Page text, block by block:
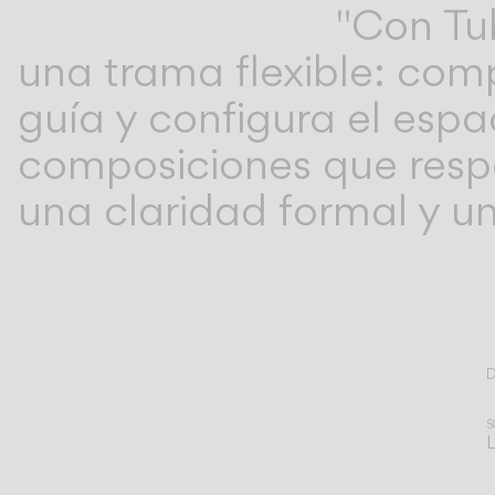
"Con
una trama flexible:
guía y configura el
composiciones que
una claridad formal y